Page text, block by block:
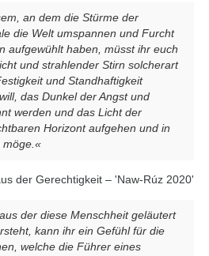
an dem die Stürme der
die Welt umspannen und Furcht
aufgewühlt haben, müsst ihr euch
und strahlender Stirn solcherart
und Standhaftigkeit
das Dunkel der Angst und
werden und das Licht der
Horizont aufgehen und in
möge.«
der Gerechtigkeit – 'Naw-Rúz 2020'
der diese Menschheit geläutert
kann ihr ein Gefühl für die
welche die Führer eines